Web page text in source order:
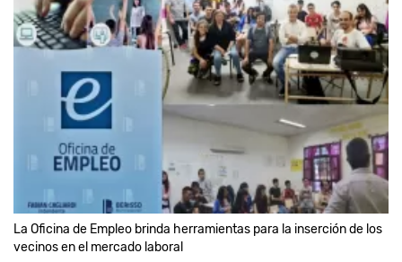
La Oficina de Empleo brinda herramientas para la inserción de los
vecinos en el mercado laboral